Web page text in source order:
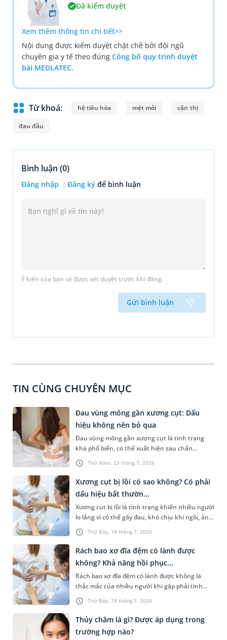
Đã kiểm duyệt
Xem thêm thông tin chi tiết>>
Nội dung được kiểm duyệt chặt chẽ bởi đội ngũ
chuyên gia y tế theo đúng Công bố quy trình duyệt
bài MEDLATEC.
Từ khoá: hệ tiêu hóa mệt mỏi cận thị
đau đầu
Bình luận (0)
Đăng nhập Đăng ký để bình luận
Ý kiến của bạn sẽ được xét duyệt trước khi đăng.
Gửi bình luận
TIN CÙNG CHUYÊN MỤC
Thứ Năm, 23 tháng 7, 2026
Đau vùng mông gần xương cụt: Dấu
hiệu không nên bỏ qua
Đau vùng mông gần xương cụt là tình trạng
khá phổ biến, có thể xuất hiện sau chấn
thương, ngồi lâu hoặc liên quan đến các bệnh
lý cơ xương khớp và thần kinh. Cơn đau không
chỉ gây khó chịu khi vận động khi ngồi hoặc
đứng lên mà còn ảnh hưởng đáng kể đến sinh
hoạt hàng ngày. Việc xác định đúng nguyên
nhân đóng vai trò quan trọng trong quá trình
điều trị, giúp kiểm soát triệu chứng và ngăn
ngừa các biến chứng không mong muốn.
Thứ Bảy, 18 tháng 7, 2026
Xương cụt bị lồi có sao không? Có phải
dấu hiệu bất thườn...
Xương cụt bị lồi là tình trạng khiến nhiều người
lo lắng vì có thể gây đau, khó chịu khi ngồi, ảnh
hưởng đến sinh hoạt hàng ngày. Trên thực tế,
sự thay đổi hình thái này có thể xuất phát từ
đặc điểm giải phẫu tự nhiên, chấn thương hoặc
một số bệnh lý liên quan đến cột sống và mô
mềm vùng cùng cụt. Vậy xương cụt bị lồi có sao
không và khi nào cần đi khám? Bài viết dưới đây
sẽ giúp bạn hiểu rõ hơn về tình trạng này.
Thứ Bảy, 18 tháng 7, 2026
Rách bao xơ đĩa đệm có lành được
không? Khả năng hồi phục...
Rách bao xơ đĩa đệm có lành được không là
thắc mắc của nhiều người khi gặp phải tình
trạng đau lưng kéo dài hoặc được chẩn đoán có
tổn thương đĩa đệm. Câu trả lời phụ thuộc vào
nhiều yếu tố như vị trí tổn thương, mức độ
rách của bao xơ và cách điều trị. Việc phát hiện
sớm, điều trị đúng cách và xây dựng chế độ
Thủy châm là gì? Được áp dụng trong
trường hợp nào?